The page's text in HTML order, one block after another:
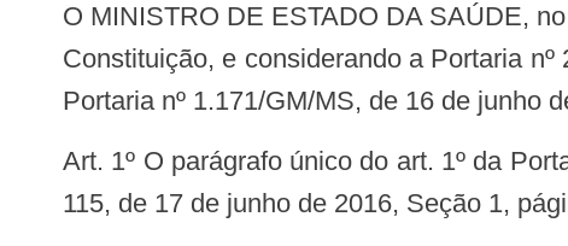
O MINISTRO DE ESTADO DA SAÚDE, no uso das atribuições que lhe conferem os incisos I e IIdo parágrafo único do art. 87 da
Constituição, e considerando a Portaria
Portaria nº 1.171/GM/MS, de 16 de junho
Art. 1º O parágrafo único do art. 1º da Portaria nº 1.171/GM/MS, de 16 de junho de 2016, publicada no Diário Oficial da União nº
115, de 17 de junho de 2016, Seção 1,